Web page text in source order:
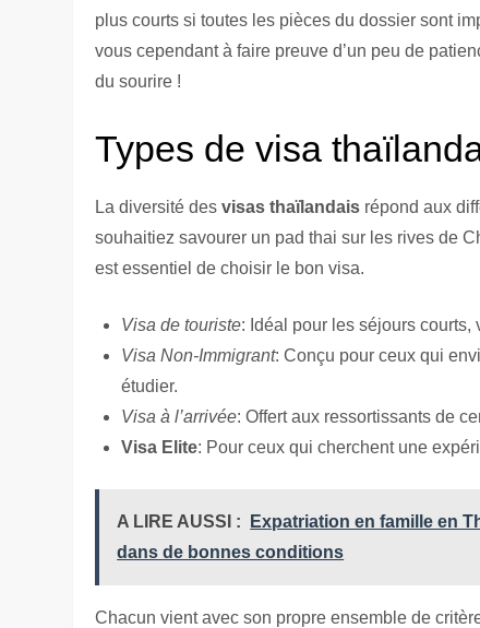
plus courts si toutes les pièces du dossier sont
vous cependant à faire preuve d’un peu de
du sourire !
Types de visa
La diversité desvisas thaïlandais répond aux
souhaitiez savourer un pad thai sur les rives de
est essentiel de choisir le bon visa.
Visa de touriste: Idéal pour les séjours courts,
Visa Non-Immigrant: Conçu pour ceux qui
étudier.
Visa à l’arrivée: Offert aux ressortissants de
Visa Elite: Pour ceux qui cherchent une
A LIRE AUSSI :
Expatriation en famille en
dans de bonnes conditions
Chacun vient avec son propre ensemble de